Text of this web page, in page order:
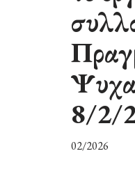
8/2/
02/2026